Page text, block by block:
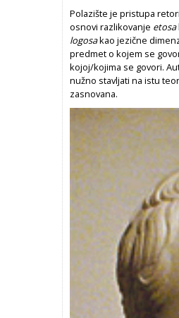
Polazište je pristupa
osnovi razlikovanje etosa
logosakao jezične
predmet o kojem se
kojoj/kojima se govori.
nužno stavljati na istu
zasnovana.